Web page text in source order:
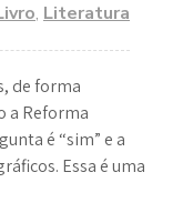
, Literatura
de forma
a Reforma
é “sim” e a
Essa é uma